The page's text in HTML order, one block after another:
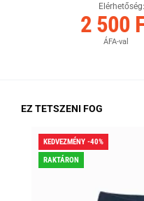
Elérhetőség:
2 500
ÁFA-val
EZ TETSZENI FOG
KEDVEZMÉNY -40%
RAKTÁRON